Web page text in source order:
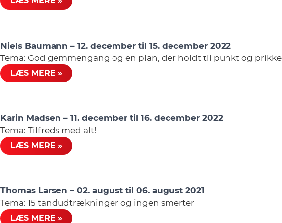
Niels Baumann – 12. december til 15. december 2022
Tema: God gemmengang og en plan, der holdt til punkt og prikke
LÆS MERE »
Karin Madsen – 11. december til 16. december 2022
Tema: Tilfreds med alt!
LÆS MERE »
Thomas Larsen – 02. august til 06. august 2021
Tema: 15 tandudtrækninger og ingen smerter
LÆS MERE »